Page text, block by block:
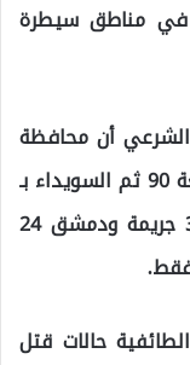
في مناطق سيطرة
أن محافظة
حماة جاءت أولاً بعدد جرائم القتل والبالغة 90 ثم السويداء بـ
53 تلتها اللاذقية 41 بعدها حلب بـ 33 جريمة ودمشق 24
حالات قتل